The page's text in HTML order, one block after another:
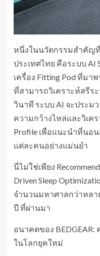
หนึ่งในนวัตกรรมสำคัญที่
ประเทศไทย คือระบบ AI
เครื่อง Fitting Pod ที่มา
ที่สามารถวิเคราะห์สรีระ
วินาที ระบบ AI จะประ
ความกว้างไหล่และวิเค
Profile เพื่อแนะนำที่นอ
แต่ละคนอย่างแม่นยำ
นี่ไม่ใช่เพียง
Driven Sleep
จำนวนมหาศาลกว่าหลา
ปี ที่ผ่านมา
อนาคตของ
ในโลกยุคใหม่